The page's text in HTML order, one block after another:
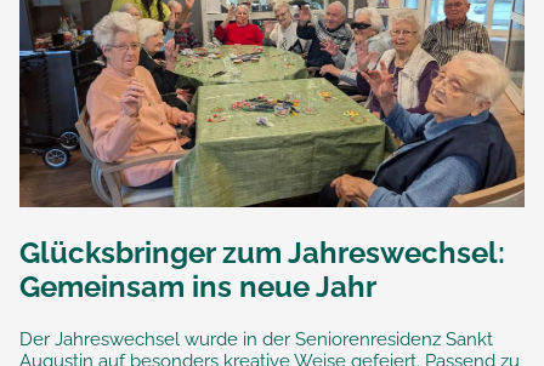
Glücksbringer zum Jahreswechsel:
Gemeinsam ins neue Jahr
Der Jahreswechsel wurde in der Seniorenresidenz Sankt
Augustin auf besonders kreative Weise gefeiert. Passend zu